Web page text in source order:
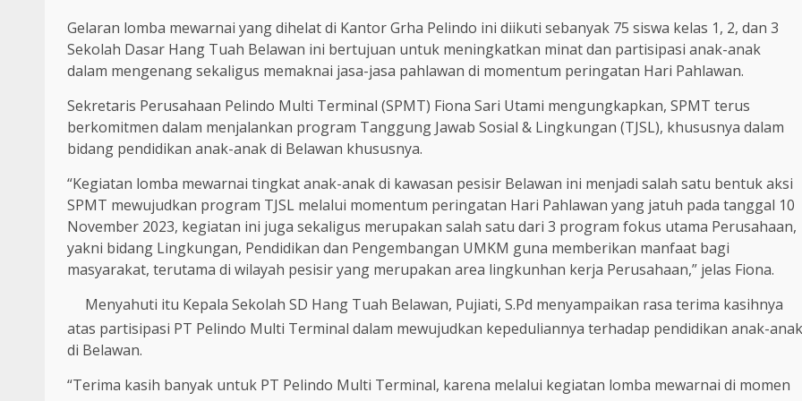
Gelaran lomba mewarnai yang dihelat di Kantor Grha Pelindo ini diikuti sebanyak 75 siswa kelas 1, 2, dan 3
Sekolah Dasar Hang Tuah Belawan ini bertujuan untuk meningkatkan minat dan partisipasi anak-anak
dalam mengenang sekaligus memaknai jasa-jasa pahlawan di momentum peringatan Hari Pahlawan.
Sekretaris Perusahaan Pelindo Multi Terminal (SPMT) Fiona Sari Utami mengungkapkan, SPMT terus
berkomitmen dalam menjalankan program Tanggung Jawab Sosial & Lingkungan (TJSL), khususnya dalam
bidang pendidikan anak-anak di Belawan khususnya.
“Kegiatan lomba mewarnai tingkat anak-anak di kawasan pesisir Belawan ini menjadi salah satu bentuk aksi
SPMT mewujudkan program TJSL melalui momentum peringatan Hari Pahlawan yang jatuh pada tanggal 10
November 2023, kegiatan ini juga sekaligus merupakan salah satu dari 3 program fokus utama Perusahaan,
yakni bidang Lingkungan, Pendidikan dan Pengembangan UMKM guna memberikan manfaat bagi
masyarakat, terutama di wilayah pesisir yang merupakan area lingkunhan kerja Perusahaan,” jelas Fiona.
Menyahuti itu Kepala Sekolah SD Hang Tuah Belawan, Pujiati, S.Pd menyampaikan rasa terima kasihnya
atas partisipasi PT Pelindo Multi Terminal dalam mewujudkan kepeduliannya terhadap pendidikan anak-anak
di Belawan.
“Terima kasih banyak untuk PT Pelindo Multi Terminal, karena melalui kegiatan lomba mewarnai di momen